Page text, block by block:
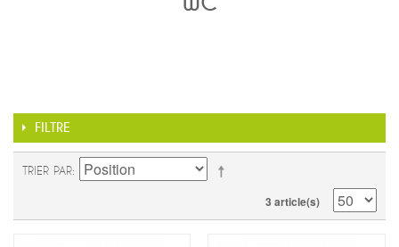
FILTRE
TRIER PAR
3 article(s)